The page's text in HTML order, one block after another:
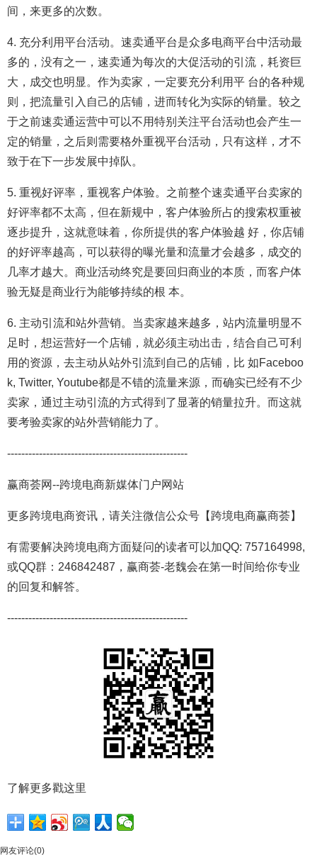
间，来更多的次数。
4. 充分利用平台活动。速卖通平台是众多电商平台中活动最
多的，没有之一，速卖通为每次的大促活动的引流，耗资巨
大，成交也明显。作为卖家，一定要充分利用平 台的各种规
则，把流量引入自己的店铺，进而转化为实际的销量。较之
于之前速卖通运营中可以不用特别关注平台活动也会产生一
定的销量，之后则需要格外重视平台活动，只有这样，才不
致于在下一步发展中掉队。
5. 重视好评率，重视客户体验。之前整个速卖通平台卖家的
好评率都不太高，但在新规中，客户体验所占的搜索权重被
逐步提升，这就意味着，你所提供的客户体验越 好，你店铺
的好评率越高，可以获得的曝光量和流量才会越多，成交的
几率才越大。商业活动终究是要回归商业的本质，而客户体
验无疑是商业行为能够持续的根 本。
6. 主动引流和站外营销。当卖家越来越多，站内流量明显不
足时，想运营好一个店铺，就必须主动出击，结合自己可利
用的资源，去主动从站外引流到自己的店铺，比 如Faceboo
k, Twitter, Youtube都是不错的流量来源，而确实已经有不少
卖家，通过主动引流的方式得到了显著的销量拉升。而这就
要考验卖家的站外营销能力了。
---------------------------------------------------
赢商荟网--跨境电商新媒体门户网站
更多跨境电商资讯，请关注微信公众号【跨境电商赢商荟】
有需要解决跨境电商方面疑问的读者可以加QQ: 757164998,
或QQ群：246842487，赢商荟-老魏会在第一时间给你专业
的回复和解答。
---------------------------------------------------
了解更多戳这里
网友评论(0)